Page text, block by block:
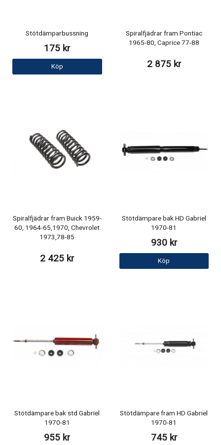
Stötdämparbussning
175 kr
Köp
Spiralfjädrar fram Pontiac
1965-80, Caprice 77-88
2 875 kr
Spiralfjädrar fram Buick 1959-
60, 1964-65,1970, Chevrolet
1973,78-85
2 425 kr
Stötdämpare bak HD Gabriel
1970-81
930 kr
Köp
Stötdämpare bak std Gabriel
1970-81
955 kr
Stötdämpare fram HD Gabriel
1970-81
745 kr